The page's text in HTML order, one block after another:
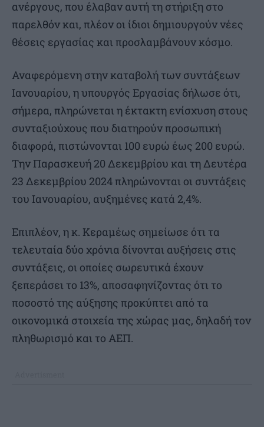
ανέργους, που έλαβαν αυτή τη στήριξη στο
παρελθόν και, πλέον οι ίδιοι δημιουργούν νέες
θέσεις εργασίας και προσλαμβάνουν κόσμο.
Αναφερόμενη στην καταβολή των συντάξεων
Ιανουαρίου, η υπουργός Εργασίας δήλωσε ότι,
σήμερα, πληρώνεται η έκτακτη ενίσχυση στους
συνταξιούχους που διατηρούν προσωπική
διαφορά, πιστώνονται 100 ευρώ έως 200 ευρώ.
Την Παρασκευή 20 Δεκεμβρίου και τη Δευτέρα
23 Δεκεμβρίου 2024 πληρώνονται οι συντάξεις
του Ιανουαρίου, αυξημένες κατά 2,4%.
Επιπλέον, η κ. Κεραμέως σημείωσε ότι τα
τελευταία δύο χρόνια δίνονται αυξήσεις στις
συντάξεις, οι οποίες σωρευτικά έχουν
ξεπεράσει το 13%, αποσαφηνίζοντας ότι το
ποσοστό της αύξησης προκύπτει από τα
οικονομικά στοιχεία της χώρας μας, δηλαδή τον
πληθωρισμό και το ΑΕΠ.